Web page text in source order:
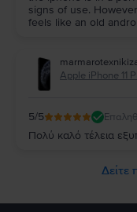
signs of use.
feels like an old
Apple iPhone 11
5/5
Πολύ καλό τέλεια
Δείτε